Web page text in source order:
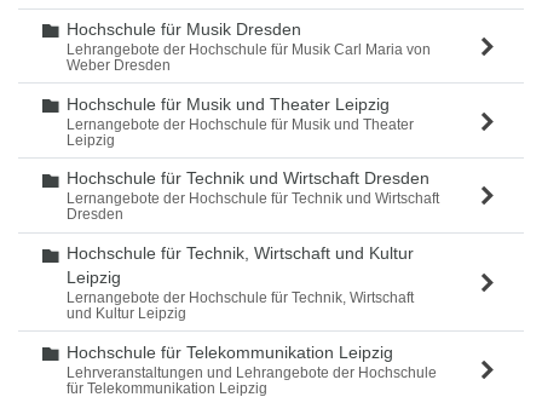
Ordner
Hochschule für Musik Dresden
Lehrangebote der Hochschule für Musik Carl Maria von
Weber Dresden
Ordner
Hochschule für Musik und Theater Leipzig
Lernangebote der Hochschule für Musik und Theater
Leipzig
Ordner
Hochschule für Technik und Wirtschaft Dresden
Lernangebote der Hochschule für Technik und Wirtschaft
Dresden
Ordner
Hochschule für Technik, Wirtschaft und Kultur
Leipzig
Lernangebote der Hochschule für Technik, Wirtschaft
und Kultur Leipzig
Ordner
Hochschule für Telekommunikation Leipzig
Lehrveranstaltungen und Lehrangebote der Hochschule
für Telekommunikation Leipzig